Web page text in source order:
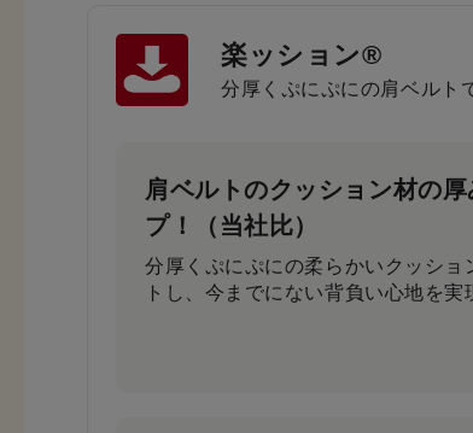
楽ッション®
分厚くぷにぷにの肩ベルト
肩ベルトのクッション材の
プ！（当社比）
分厚くぷにぷにの柔らかいクッショ
トし、今までにない背負い心地を実